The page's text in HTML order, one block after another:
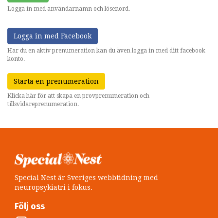
Logga in med användarnamn och lösenord.
Logga in med Facebook
Har du en aktiv prenumeration kan du även logga in med ditt facebook
konto.
Starta en prenumeration
Klicka här för att skapa en provprenumeration och
tillsvidareprenumeration.
Special Nest är Sveriges webbtidning med
neuropsykiatri i fokus.
Följ oss